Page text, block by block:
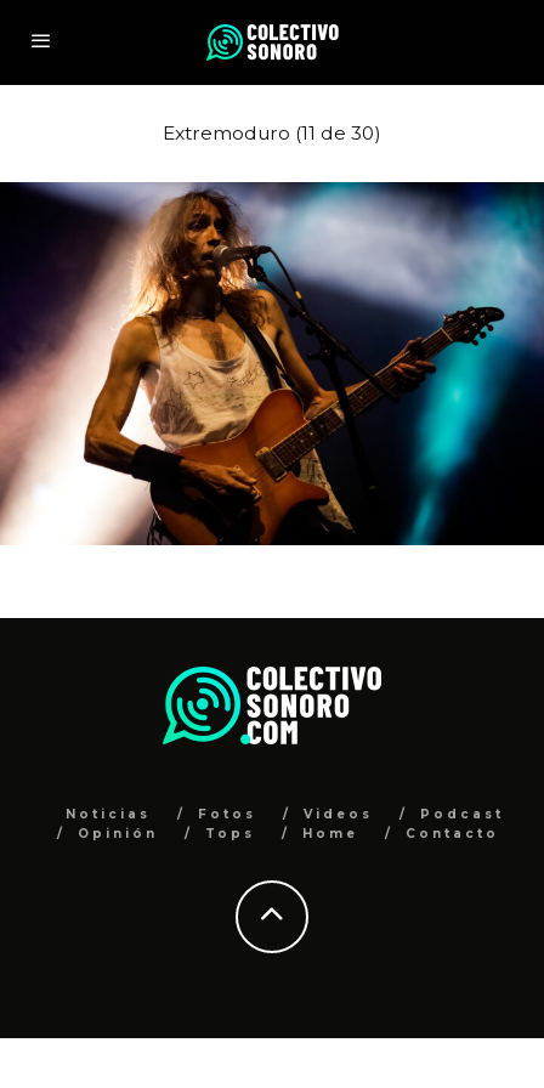
Extremoduro (11 de 30)
Noticias Fotos Videos
Podcast
Opinión
Tops Home Contacto